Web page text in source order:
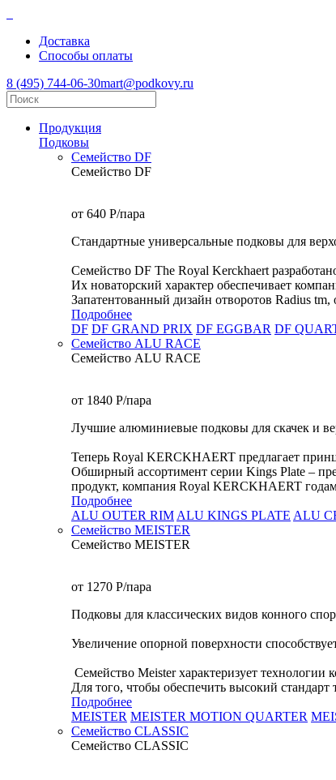
Доставка
Способы оплаты
8 (495) 744-06-30mart@podkovy.ru
Продукция
Подковы
Семейство DF
Семейство DF
от 640 P/пара
Стандартные универсальные подковы для
Семейство DF The Royal Kerckhaert
Их новаторский характер обеспечивает
Запатентованный дизайн отворотов Radius
Подробнее
DF DF GRAND PRIX DF EGGBAR DF
Семейство ALU RACE
Семейство ALU RACE
от 1840 P/пара
Лучшие алюминиевые подковы для скачек и
Теперь Royal KERCKHAERT предлагает
Обширный ассортимент серии Kings Plate –
продукт, компания Royal KERCKHAERT
Подробнее
ALU OUTER RIM ALU KINGS PLATE ALU
Семейство МEISTER
Семейство МEISTER
от 1270 P/пара
Подковы для классических видов конного
Увеличение опорной поверхности
Семейство Meister характеризует
Для того, чтобы обеспечить высокий
Подробнее
MEISTER MEISTER MOTION QUARTER
Семейство CLASSIC
Семейство CLASSIC